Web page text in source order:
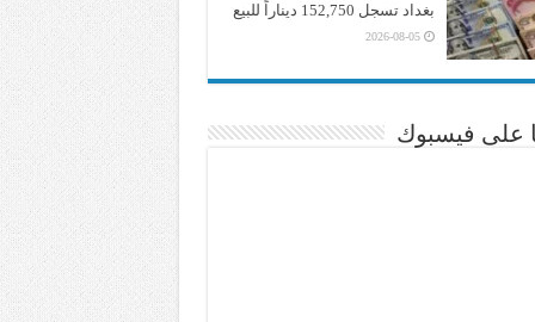
بغداد تسجل 152,750 ديناراً للبيع
2026-08-05
على فيسبوك